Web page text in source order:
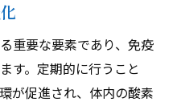
重要な要素であり、免疫
す。定期的に行うこと
が促進され、体内の酸素